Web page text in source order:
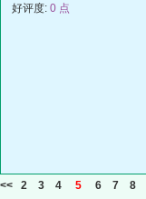
好评度: 0 点
<< 2 3 4 5 6 7 8